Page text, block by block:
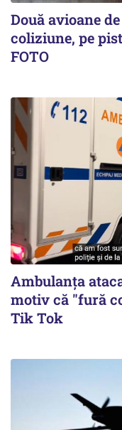
Două avioane
coliziune, pe
FOTO
Ambulanța
motiv că "fură
Tik Tok